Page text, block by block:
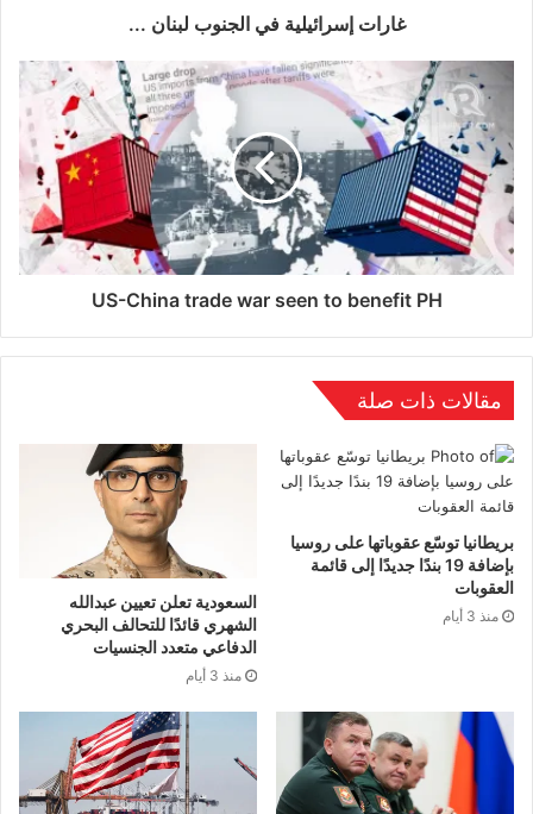
قذيفة مدفعية، و33 ضربة من طائرات مسيرة، و7
عمليات رمي ذخائر، في المناطق الحدودية لمقاطعات
بريانسك وكورسك وبيلغورود، وأدى ذلك إلى سقوط
قتلى وجرحى في صفوف المدنيين، فضلًا عن إلحاق
أضرار بالممتلكات المدنية”.
الروسي فلاديمير بوتين، وجّه ببدء هدنة في منطقة
العملية العسكرية الروسية الخاصة، بمناسبة عيد
الفصح ووقف جميع العمليات العسكرية خلالها.
وقال بوتين، في اجتماع مع رئيس هيئة الأركان العامة
للقوات المسلحة الروسية فاليري غيراسيموف:
“انطلاقًا من الاعتبارات الإنسانية، يعلن الجانب
ليل الأحد إلى الاثنين. آمُر بوقف جميع التحركات
العسكرية خلال هذه الفترة”.
غارات إسرائيلية في الجنوب لبنان ...
US-China trade war seen to benefit PH
مقالات ذات صلة
بريطانيا توسّع عقوباتها على روسيا
بإضافة 19 بندًا جديدًا إلى قائمة
العقوبات
منذ 3 أيام
السعودية تعلن تعيين عبدالله
الشهري قائدًا للتحالف البحري
الدفاعي متعدد الجنسيات
منذ 3 أيام